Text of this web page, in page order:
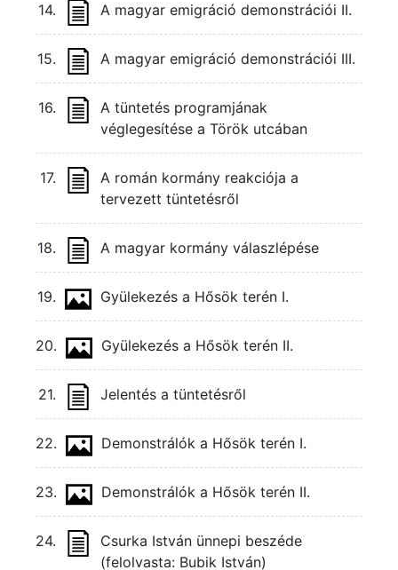
14. A magyar emigráció demonstrációi II.
15. A magyar emigráció demonstrációi III.
16.
A tüntetés programjának
véglegesítése a Török utcában
17.
A román kormány reakciója a
tervezett tüntetésről
18. A magyar kormány válaszlépése
19. Gyülekezés a Hősök terén I.
20. Gyülekezés a Hősök terén II.
21. Jelentés a tüntetésről
22. Demonstrálók a Hősök terén I.
23. Demonstrálók a Hősök terén II.
24.
Csurka István ünnepi beszéde
(felolvasta: Bubik István)